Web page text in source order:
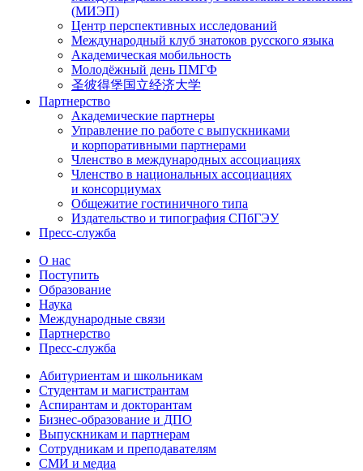
(МИЭП)
Центр перспективных исследований
Международный клуб знатоков русского языка
Академическая мобильность
Молодёжный день ПМГФ
圣彼得堡国立经济大学
Партнерство
Академические партнеры
Управление по работе с выпускниками
и корпоративными партнерами
Членство в международных ассоциациях
Членство в национальных ассоциациях
и консорциумах
Общежитие гостиничного типа
Издательство и типография СПбГЭУ
Пресс-служба
О нас
Поступить
Образование
Наука
Международные связи
Партнерство
Пресс-служба
Абитуриентам и школьникам
Студентам и магистрантам
Аспирантам и докторантам
Бизнес-образование и ДПО
Выпускникам и партнерам
Сотрудникам и преподавателям
СМИ и медиа